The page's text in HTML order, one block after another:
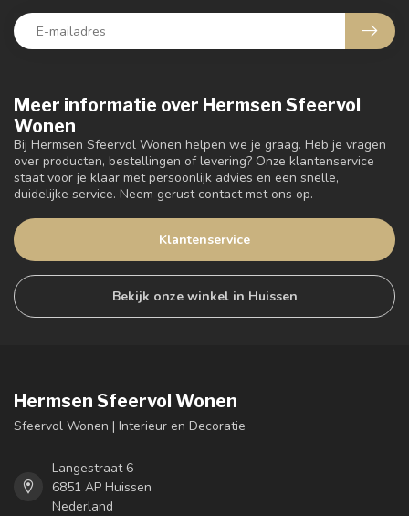
Meer informatie over Hermsen Sfeervol
Wonen
Bij Hermsen Sfeervol Wonen helpen we je graag. Heb je vragen
over producten, bestellingen of levering? Onze klantenservice
staat voor je klaar met persoonlijk advies en een snelle,
duidelijke service. Neem gerust contact met ons op.
Klantenservice
Bekijk onze winkel in Huissen
Hermsen Sfeervol Wonen
Sfeervol Wonen | Interieur en Decoratie
Langestraat 6
6851 AP Huissen
Nederland